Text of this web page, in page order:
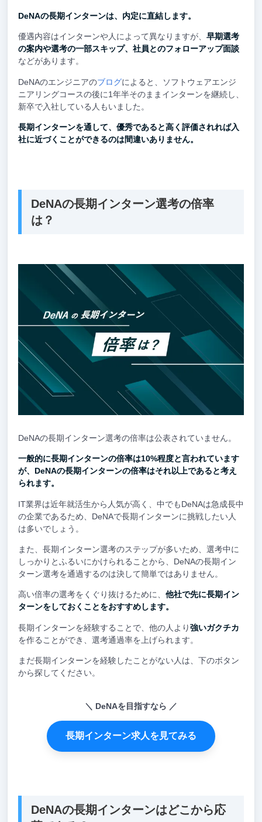
DeNAの長期インターンは、内定に直結します。
優遇内容はインターンや人によって異なりますが、 早期選考
の案内や選考の一部スキップ、社員とのフォローアップ面談
などがあります。
DeNAのエンジニアのブログによると、ソフトウェアエンジ
ニアリングコースの後に1年半そのままインターンを継続し、
新卒で入社している人もいました。
長期インターンを通して、優秀であると高く評価されれば入
社に近づくことができるのは間違いありません。
DeNAの長期インターン選考の倍率
は？
DeNAの長期インターン選考の倍率は公表されていません。
一般的に長期インターンの倍率は10%程度と言われています
が、DeNAの長期インターンの倍率はそれ以上であると考え
られます。
IT業界は近年就活生から人気が高く、中でもDeNAは急成長中
の企業であるため、DeNAで長期インターンに挑戦したい人
は多いでしょう。
また、長期インターン選考のステップが多いため、選考中に
しっかりとふるいにかけられることから、DeNAの長期イン
ターン選考を通過するのは決して簡単ではありません。
高い倍率の選考をくぐり抜けるために、 他社で先に長期イン
ターンをしておくことをおすすめします。
長期インターンを経験することで、他の人より強いガクチカ
を作ることができ、選考通過率を上げられます。
まだ長期インターンを経験したことがない人は、下のボタン
から探してください。
DeNAを目指すなら
長期インターン求人を見てみる
DeNAの長期インターンはどこから応